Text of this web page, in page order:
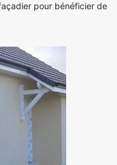
pour bénéficier de